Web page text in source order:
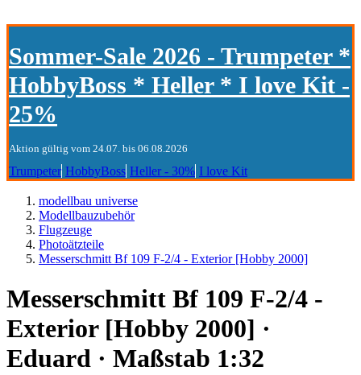
Sommer-Sale 2026 - Trumpeter *
HobbyBoss * Heller * I love Kit -
25%
Aktion gültig vom 24.07. bis 06.08.2026
Trumpeter HobbyBoss Heller - 30% I love Kit
modellbau universe
Modellbauzubehör
Flugzeuge
Photoätzteile
Messerschmitt Bf 109 F-2/4 - Exterior [Hobby 2000]
Messerschmitt Bf 109 F-2/4 -
Exterior [Hobby 2000] ·
Eduard · Maßstab 1:32